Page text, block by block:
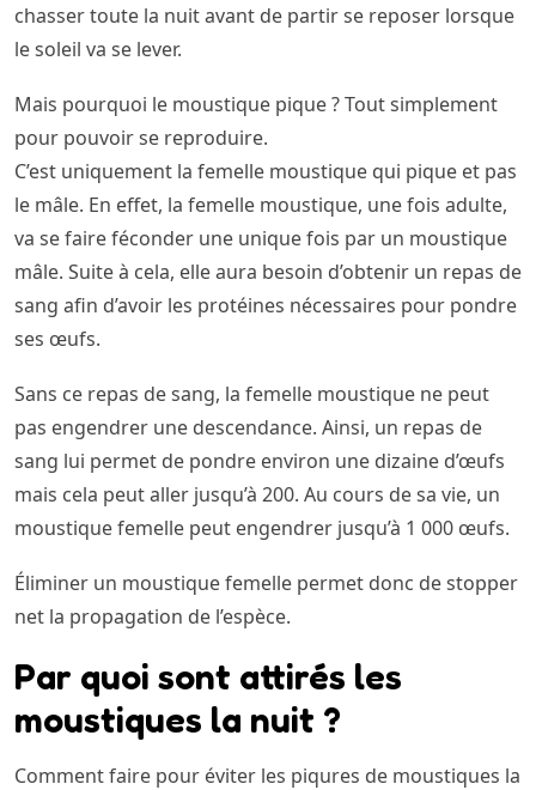
chasser toute la nuit avant de partir se reposer lorsque
le soleil va se lever.
Mais pourquoi le moustique pique ? Tout simplement
pour pouvoir se reproduire.
C’est uniquement la femelle moustique qui pique et pas
le mâle. En effet, la femelle moustique, une fois adulte,
va se faire féconder une unique fois par un moustique
mâle. Suite à cela, elle aura besoin d’obtenir un repas de
sang afin d’avoir les protéines nécessaires pour pondre
ses œufs.
Sans ce repas de sang, la femelle moustique ne peut
pas engendrer une descendance. Ainsi, un repas de
sang lui permet de pondre environ une dizaine d’œufs
mais cela peut aller jusqu’à 200. Au cours de sa vie, un
moustique femelle peut engendrer jusqu’à 1 000 œufs.
Éliminer un moustique femelle permet donc de stopper
net la propagation de l’espèce.
Par quoi sont attirés les
moustiques la nuit ?
Comment faire pour éviter les piqures de moustiques la